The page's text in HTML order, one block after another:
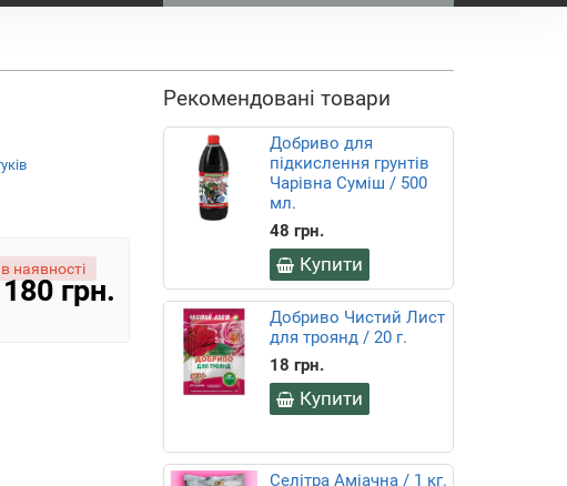
наявності
180 грн.
Рекомендовані товари
Добриво для
підкислення грунтів
Чарівна Суміш / 500
мл.
48 грн.
Купити
Добриво Чистий Лист
для троянд / 20 г.
18 грн.
Купити
Селітра Аміачна / 1 кг.